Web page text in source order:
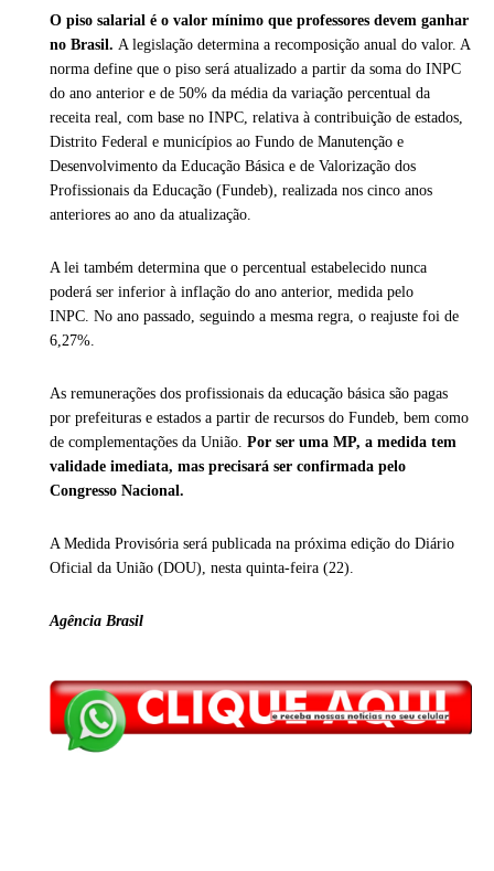
O piso salarial é o valor mínimo que professores devem ganhar
no Brasil. A legislação determina a recomposição anual do valor. A
norma define que o piso será atualizado a partir da soma do INPC
do ano anterior e de 50% da média da variação percentual da
receita real, com base no INPC, relativa à contribuição de estados,
Distrito Federal e municípios ao Fundo de Manutenção e
Desenvolvimento da Educação Básica e de Valorização dos
Profissionais da Educação (Fundeb), realizada nos cinco anos
anteriores ao ano da atualização.
A lei também determina que o percentual estabelecido nunca
poderá ser inferior à inflação do ano anterior, medida pelo
INPC. No ano passado, seguindo a mesma regra, o reajuste foi de
6,27%.
As remunerações dos profissionais da educação básica são pagas
por prefeituras e estados a partir de recursos do Fundeb, bem como
de complementações da União. Por ser uma MP, a medida tem
validade imediata, mas precisará ser confirmada pelo
Congresso Nacional.
A Medida Provisória será publicada na próxima edição do Diário
Oficial da União (DOU), nesta quinta-feira (22).
Agência Brasil